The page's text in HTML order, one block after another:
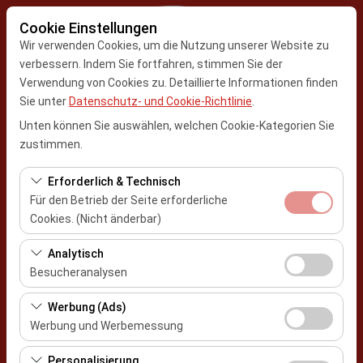
Cookie Einstellungen
Wir verwenden Cookies, um die Nutzung unserer Website zu
verbessern. Indem Sie fortfahren, stimmen Sie der
Verwendung von Cookies zu. Detaillierte Informationen finden
Sie unter Datenschutz- und Cookie-Richtlinie
Unten können Sie auswählen, welchen Cookie-Kategorien Sie
zustimmen.
Erforderlich & Technisch
Für den Betrieb der Seite erforderliche
Cookies. (Nicht änderbar)
Diese Cookies sind für das ordnungsgemäße
Funktionieren der Website, die Sicherheit, die
Sitzungsverwaltung und grundlegende Funktionen
erforderlich. Sie können nicht deaktiviert werden.
Analytisch
Besucheranalysen
Diese Cookies ermöglichen es uns, zu analysieren, wie
unsere Website genutzt wird (Besucherzahl,
meistbesuchte Seiten, Nutzerverhalten). Diese Daten
werden verwendet, um die Leistung der Website zu
Werbung (Ads)
Werbung und Werbemessung
Diese Cookies ermöglichen es uns, Ihnen auf Ihre
Abholstation
Kayseri Erkilet Flughafen
Eine andere Rückgabestation auswählen
Abholdatum & Zeit
09:00
Rückgabedatum & Zeit